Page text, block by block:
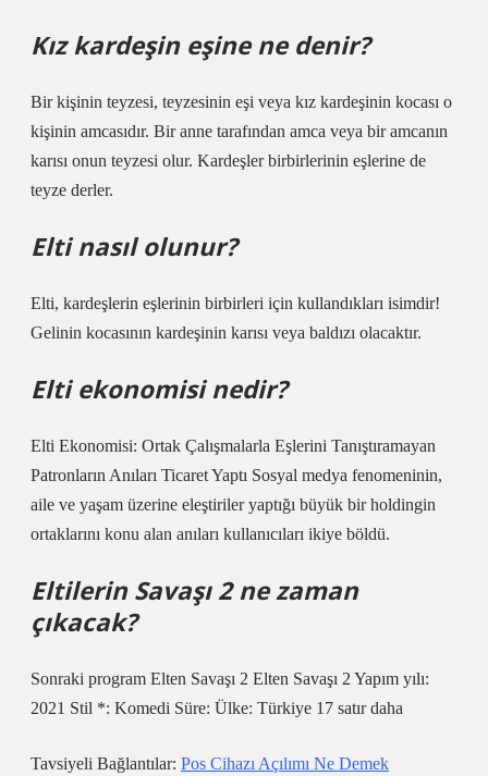
Kız kardeşin eşine ne denir?
Bir kişinin teyzesi, teyzesinin eşi veya kız kardeşinin kocası o
kişinin amcasıdır. Bir anne tarafından amca veya bir amcanın
karısı onun teyzesi olur. Kardeşler birbirlerinin eşlerine de
teyze derler.
Elti nasıl olunur?
Elti, kardeşlerin eşlerinin birbirleri için kullandıkları isimdir!
Gelinin kocasının kardeşinin karısı veya baldızı olacaktır.
Elti ekonomisi nedir?
Elti Ekonomisi: Ortak Çalışmalarla Eşlerini Tanıştıramayan
Patronların Anıları Ticaret Yaptı Sosyal medya fenomeninin,
aile ve yaşam üzerine eleştiriler yaptığı büyük bir holdingin
ortaklarını konu alan anıları kullanıcıları ikiye böldü.
Eltilerin Savaşı 2 ne zaman
çıkacak?
Sonraki program Elten Savaşı 2 Elten Savaşı 2 Yapım yılı:
2021 Stil *: Komedi Süre: Ülke: Türkiye 17 satır daha
Tavsiyeli Bağlantılar: Pos Cihazı Açılımı Ne Demek